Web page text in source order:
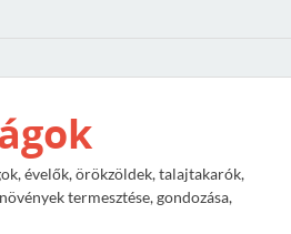
évelők, örökzöldek, talajtakarók,
termesztése, gondozása,